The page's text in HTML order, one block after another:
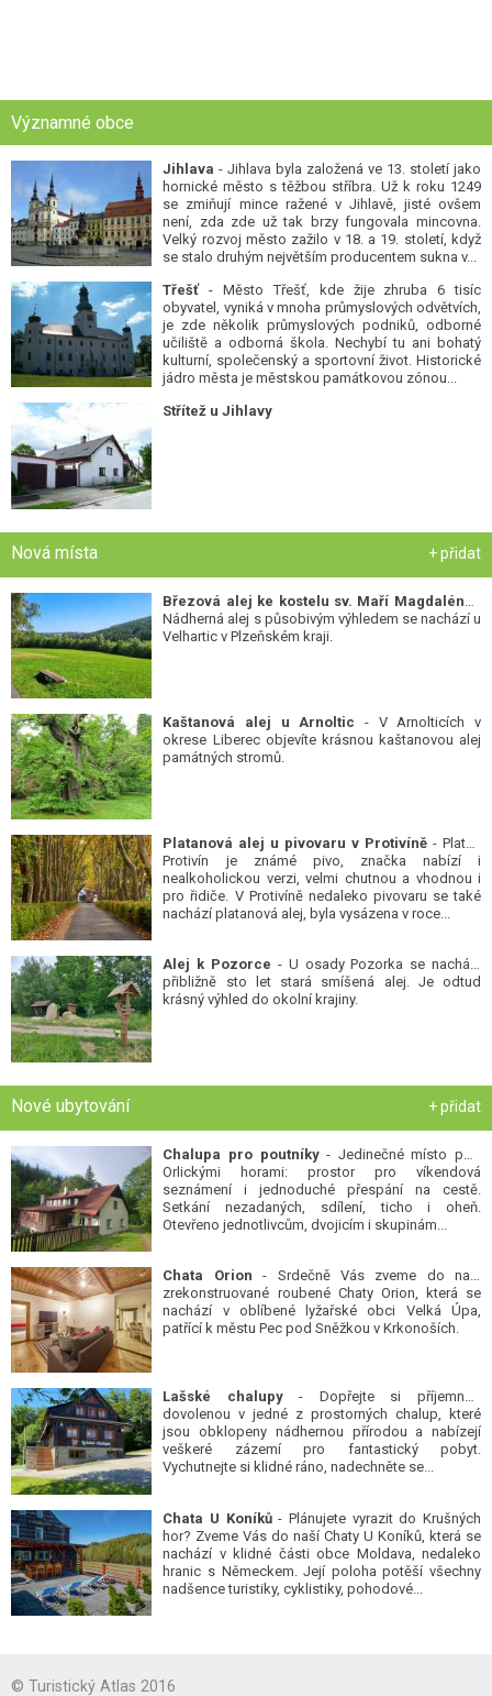
Významné obce
Jihlava - Jihlava byla založená ve 13. století jako
hornické město s těžbou stříbra. Už k roku 1249
se zmiňují mince ražené v Jihlavě, jisté ovšem
není, zda zde už tak brzy fungovala mincovna.
Velký rozvoj město zažilo v 18. a 19. století, když
se stalo druhým největším producentem sukna v...
Třešť- Město Třešť, kde žije zhruba 6 tisíc
obyvatel, vyniká v mnoha průmyslových odvětvích,
je zde několik průmyslových podniků, odborné
učiliště a odborná škola. Nechybí tu ani bohatý
kulturní, společenský a sportovní život. Historické
jádro města je městskou památkovou zónou...
Střítež u Jihlavy
Nová místa + přidat
Nádherná alej s působivým výhledem se nachází u
Velhartic v Plzeňském kraji.
Kaštanová alej u Arnoltic - V Arnolticích v
okrese Liberec objevíte krásnou kaštanovou alej
památných stromů.
Platanová alej u pivovaru v Protivíně - Platan
Protivín je známé pivo, značka nabízí i
nealkoholickou verzi, velmi chutnou a vhodnou i
pro řidiče. V Protivíně nedaleko pivovaru se také
nachází platanová alej, byla vysázena v roce...
Alej k Pozorce - U osady Pozorka se nachází
přibližně sto let stará smíšená alej. Je odtud
krásný výhled do okolní krajiny.
Nové ubytování + přidat
Chalupa pro poutníky- Jedinečné místo pod
Orlickými horami: prostor pro víkendová
seznámení i jednoduché přespání na cestě.
Setkání nezadaných, sdílení, ticho i oheň.
Otevřeno jednotlivcům, dvojicím i skupinám...
Chata Orion - Srdečně Vás zveme do naší
zrekonstruované roubené Chaty Orion, která se
nachází v oblíbené lyžařské obci Velká Úpa,
patřící k městu Pec pod Sněžkou v Krkonoších.
Lašské chalupy- Dopřejte si příjemnou
dovolenou v jedné z prostorných chalup, které
jsou obklopeny nádhernou přírodou a nabízejí
veškeré zázemí pro fantastický pobyt.
Vychutnejte si klidné ráno, nadechněte se...
Chata U Koníků- Plánujete vyrazit do Krušných
hor? Zveme Vás do naší Chaty U Koníků, která se
nachází v klidné části obce Moldava, nedaleko
hranic s Německem. Její poloha potěší všechny
nadšence turistiky, cyklistiky, pohodové...
© Turistický Atlas 2016